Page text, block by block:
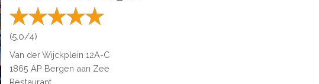
(5.0/4)
Van der Wijckplein 12A-C
1865 AP Bergen aan Zee